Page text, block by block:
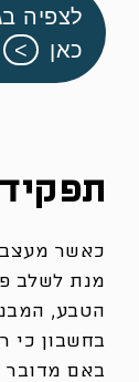
לצפיה
כאן
כאשר מעצב
מנת לשלב
הטבע,
בחשבון כי
באם מדובר